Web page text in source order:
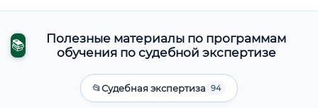
📚
Полезные материалы по программам
обучения по судебной экспертизе
📂Судебная экспертиза 94